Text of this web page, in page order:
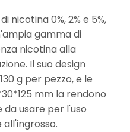
nicotina 0%, 2% e 5%,
gamma di
nicotina alla
Il suo design
g per pezzo, e le
mm la rendono
usare per l'uso